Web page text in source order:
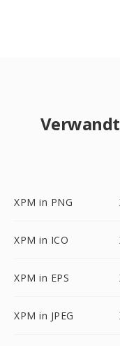
XPM in PNG
XPM in ICO
XPM in EPS
XPM in JPEG